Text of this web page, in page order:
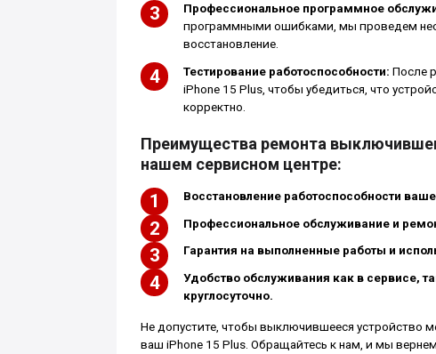
Профессиональное программное
программными ошибками, мы проведем
восстановление.
Тестирование работоспособности: После
iPhone 15 Plus, чтобы убедиться, что
корректно.
Преимущества ремонта
нашем сервисном центре:
Восстановление работоспособности
Профессиональное обслуживание и
Гарантия на выполненные работы и
Удобство обслуживания как в сервисе,
круглосуточно.
Не допустите, чтобы выключившееся устройство
ваш iPhone 15 Plus. Обращайтесь к нам, и мы